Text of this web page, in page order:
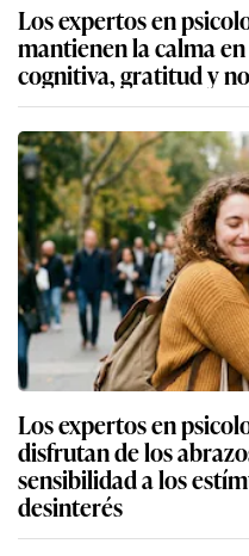
Los expertos en
mantienen la calma
cognitiva, gratitud y
Los expertos en
disfrutan de los
sensibilidad a los
desinterés